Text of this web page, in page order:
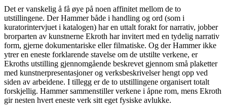
Det er vanskelig å få øye på noen affinitet mellom de to
utstillingene. Der Hammer både i handling og ord (som i
kuratorintervjuet i katalogen) har en uttalt forakt for narrativ, jobber
brorparten av kunstnerne Ekroth har invitert med en tydelig narrativ
form, gjerne dokumentariske eller filmatiske. Og der Hammer ikke
ytrer en eneste forklarende stavelse om de utstilte verkene, er
Ekroths utstilling gjennomgående beskrevet gjennom små plaketter
med kunstnerpresentasjoner og verksbeskrivelser hengt opp ved
siden av arbeidene. I tillegg er de to utstillingene organisert totalt
forskjellig. Hammer sammenstiller verkene i åpne rom, mens Ekroth
gir nesten hvert eneste verk sitt eget fysiske avlukke.